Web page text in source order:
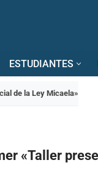
ESTUDIANTES
de la Ley Micaela»
«Taller